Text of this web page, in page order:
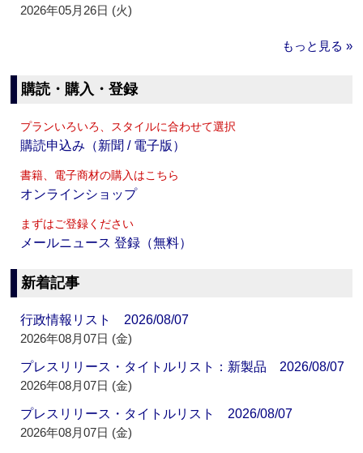
2026年05月26日 (火)
もっと見る »
購読・購入・登録
プランいろいろ、スタイルに合わせて選択
購読申込み（新聞 / 電子版）
書籍、電子商材の購入はこちら
オンラインショップ
まずはご登録ください
メールニュース 登録（無料）
新着記事
行政情報リスト 2026/08/07
2026年08月07日 (金)
プレスリリース・タイトルリスト：新製品 2026/08/07
2026年08月07日 (金)
プレスリリース・タイトルリスト 2026/08/07
2026年08月07日 (金)